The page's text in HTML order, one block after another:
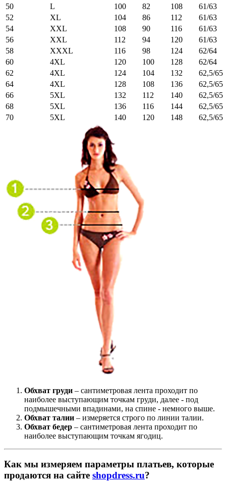
50
L 100 82 108
61/63
52
XL 104 86 112
61/63
54
XXL 108 90 116
61/63
56
XXL 112 94 120
61/63
58
XXXL 116 98 124
62/64
60
4XL 120 100 128
62/64
62
4XL 124 104 132
62,5/65
64
4XL 128 108 136
62,5/65
66
5XL 132 112 140
62,5/65
68
5XL 136 116 144
62,5/65
70
5XL 140 120 148 62,5/65
Обхват груди – сантиметровая лента проходит по
наиболее выступающим точкам груди, далее - под
подмышечными впадинами, на спине - немного выше.
Обхват талии – измеряется строго по линии талии.
Обхват бедер – сантиметровая лента проходит по
наиболее выступающим точкам ягодиц.
Как мы измеряем параметры платьев, которые
продаются на сайте shopdress.ru?